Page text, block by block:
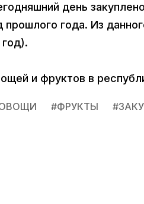
день
прошлого года. Из
и фруктов в
#ФРУКТЫ #